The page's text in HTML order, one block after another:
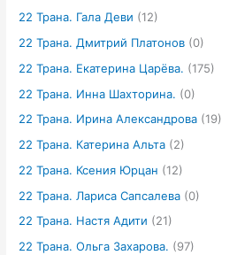
22 Трана. Гала Деви (12)
22 Трана. Дмитрий Платонов (0)
22 Трана. Екатерина Царёва. (175)
22 Трана. Инна Шахторина. (0)
22 Трана. Ирина Александрова (19)
22 Трана. Катерина Альта (2)
22 Трана. Ксения Юрцан (12)
22 Трана. Лариса Сапсалева (0)
22 Трана. Настя Адити (21)
22 Трана. Ольга Захарова. (97)